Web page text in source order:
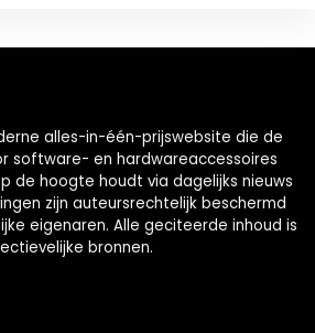
alles-in-één-prijswebsite die de
software- en hardwareaccessoires
de hoogte houdt via dagelijks nieuws
zijn auteursrechtelijk beschermd
eigenaren. Alle geciteerde inhoud is
bronnen.